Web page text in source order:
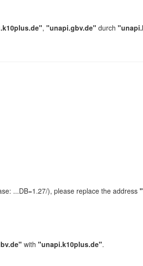
, "unapi.gbv.de" durch
...DB=1.27/), please replace the address
with "unapi.k10plus.de".